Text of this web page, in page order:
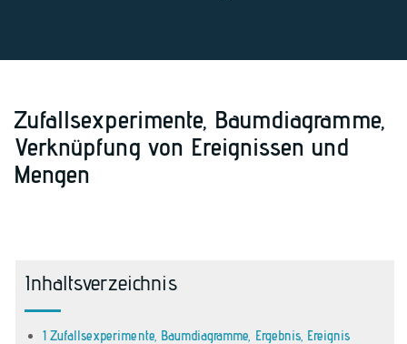
Zufallsexperimente, Baumdiagramme,
Verknüpfung von Ereignissen und
Mengen
Inhaltsverzeichnis
1 Zufallsexperimente, Baumdiagramme, Ergebnis, Ereignis